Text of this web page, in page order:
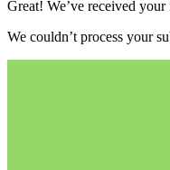
Great! We’ve received
We couldn’t process your